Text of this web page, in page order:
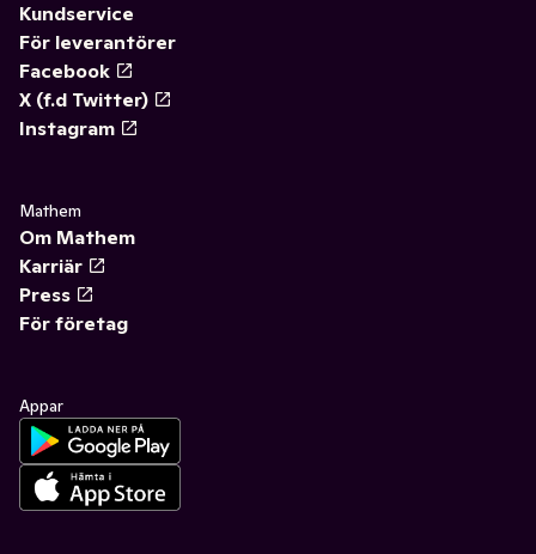
Kundservice
För leverantörer
Facebook
X (f.d Twitter)
Instagram
Mathem
Om Mathem
Karriär
Press
För företag
Appar